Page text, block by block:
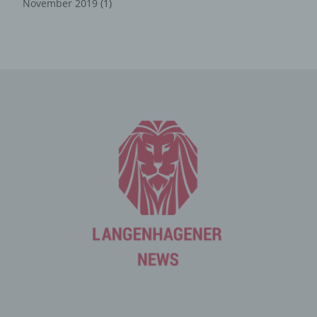
November 2019 (1)
angegebenen personenbezogenen Daten gespeichert.
Registrierung auf unserer
Die betroffene Person hat die Möglichkeit, sich auf der
Internetseite des für die Verarbeitung Verantwortlichen
unter Angabe von personenbezogenen Daten zu
an den für die Verarbeitung Verantwortlichen übermittelt